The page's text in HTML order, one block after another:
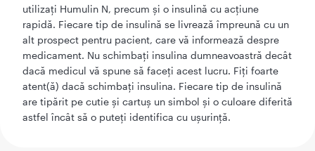
utilizaţi Humulin N, precum şi o insulină cu acţiune
rapidă. Fiecare tip de insulină se livrează împreună cu un
alt prospect pentru pacient, care vă informează despre
medicament. Nu schimbaţi insulina dumneavoastră decât
dacă medicul vă spune să faceţi acest lucru. Fiţi foarte
atent(ă) dacă schimbaţi insulina. Fiecare tip de insulină
are tipărit pe cutie şi cartuş un simbol şi o culoare diferită
astfel încât să o puteţi identifica cu uşurinţă.